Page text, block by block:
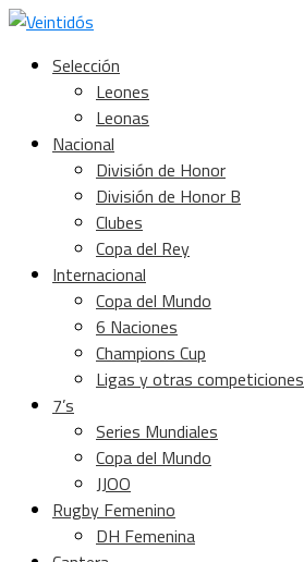
Selección
Leones
Leonas
Nacional
División de Honor
División de Honor B
Clubes
Copa del Rey
Internacional
Copa del Mundo
6 Naciones
Champions Cup
Ligas y otras competiciones
7’s
Series Mundiales
Copa del Mundo
JJOO
Rugby Femenino
DH Femenina